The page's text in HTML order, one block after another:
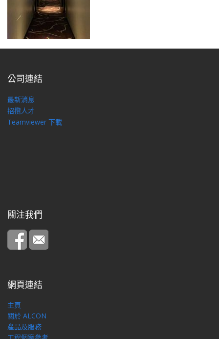
公司連結
最新消息
招攬人才
Teamviewer 下載
關注我們
網頁連結
主頁
關於 ALCON
產品及服務